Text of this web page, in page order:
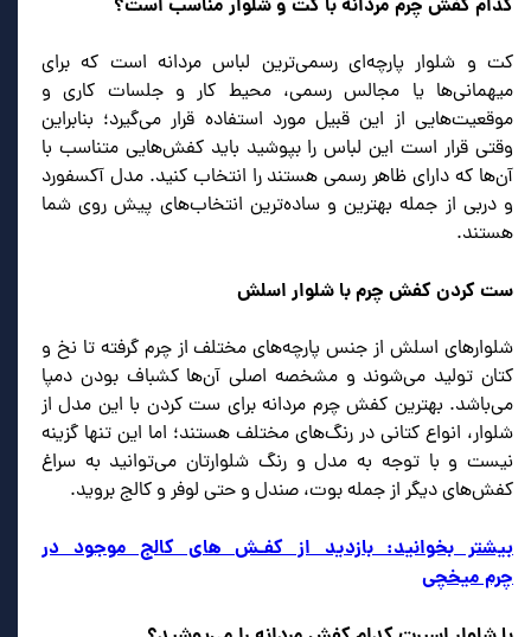
کدام کفش چرم مردانه با کت و شلوار مناسب است؟
کت و شلوار پارچه‌ای رسمی‌ترین لباس مردانه است که برای
میهمانی‌ها یا مجالس رسمی، محیط کار و جلسات کاری و
موقعیت‌هایی از این قبیل مورد استفاده قرار می‌گیرد؛ بنابراین
وقتی قرار است این لباس را بپوشید باید کفش‌هایی متناسب با
آن‌ها که دارای ظاهر رسمی هستند را انتخاب کنید. مدل آکسفورد
و دربی از جمله بهترین و ساده‌ترین انتخاب‌های پیش روی شما
هستند.
ست کردن کفش چرم با شلوار اسلش
شلوارهای اسلش از جنس پارچه‌های مختلف از چرم گرفته تا نخ و
کتان تولید می‌شوند و مشخصه اصلی آن‌ها کشباف بودن دمپا
می‌باشد. بهترین کفش چرم مردانه برای ست کردن با این مدل از
شلوار، انواع کتانی در رنگ‌های مختلف هستند؛ اما این تنها گزینه
نیست و با توجه به مدل و رنگ شلوارتان می‌توانید به سراغ
کفش‌های دیگر از جمله بوت، صندل و حتی لوفر و کالج بروید.
بیشتر بخوانید: بازدید از کفـش های کالج موجود در
چرم میخچی